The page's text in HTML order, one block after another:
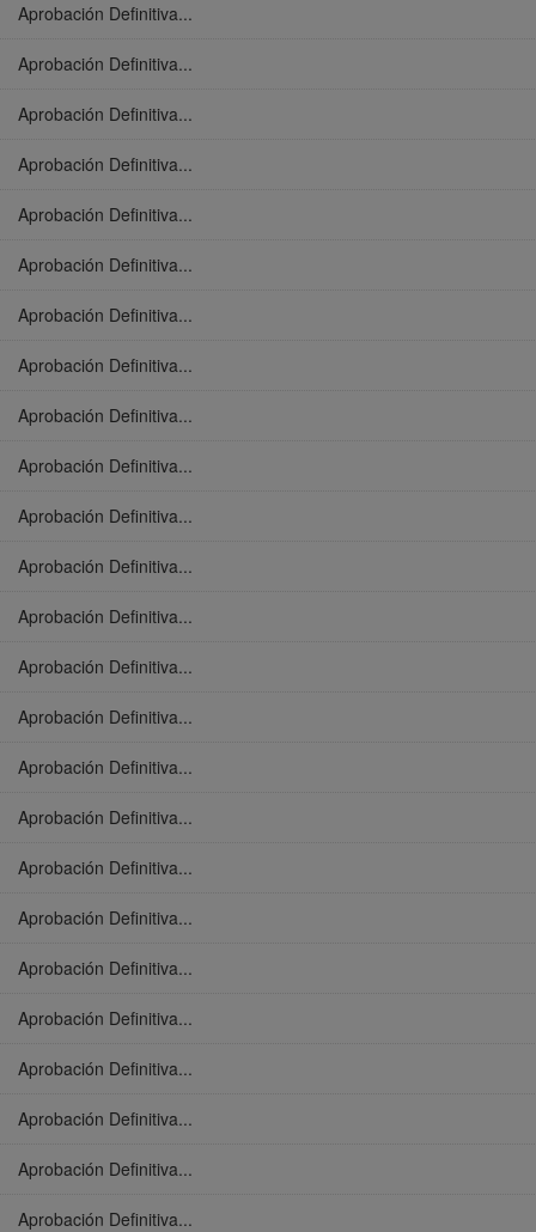
Aprobación Definitiva...
Aprobación Definitiva...
Aprobación Definitiva...
Aprobación Definitiva...
Aprobación Definitiva...
Aprobación Definitiva...
Aprobación Definitiva...
Aprobación Definitiva...
Aprobación Definitiva...
Aprobación Definitiva...
Aprobación Definitiva...
Aprobación Definitiva...
Aprobación Definitiva...
Aprobación Definitiva...
Aprobación Definitiva...
Aprobación Definitiva...
Aprobación Definitiva...
Aprobación Definitiva...
Aprobación Definitiva...
Aprobación Definitiva...
Aprobación Definitiva...
Aprobación Definitiva...
Aprobación Definitiva...
Aprobación Definitiva...
Aprobación Definitiva...